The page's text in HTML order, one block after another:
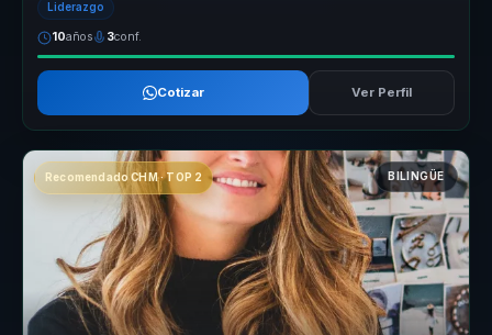
Liderazgo
10años 3conf.
Cotizar Ver Perfil
Recomendado CHM · TOP 2 BILINGÜE